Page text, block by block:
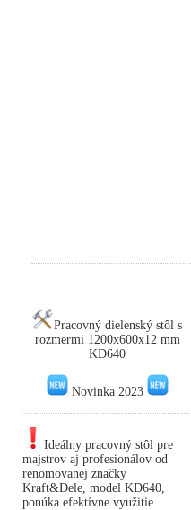
Pracovný dielenský stôl s
rozmermi 1200x600x12 mm
KD640
Novinka 2023
Ideálny pracovný stôl pre
majstrov aj profesionálov od
renomovanej značky
Kraft&Dele, model KD640,
ponúka efektívne využitie